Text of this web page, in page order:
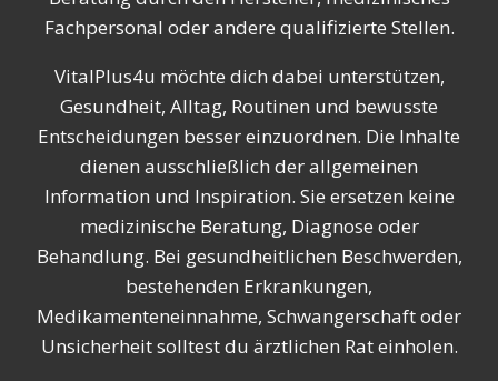
Fachpersonal oder andere qualifizierte Stellen.
VitalPlus4u möchte dich dabei unterstützen,
Gesundheit, Alltag, Routinen und bewusste
Entscheidungen besser einzuordnen. Die Inhalte
dienen ausschließlich der allgemeinen
Information und Inspiration. Sie ersetzen keine
medizinische Beratung, Diagnose oder
Behandlung. Bei gesundheitlichen Beschwerden,
bestehenden Erkrankungen,
Medikamenteneinnahme, Schwangerschaft oder
Unsicherheit solltest du ärztlichen Rat einholen.